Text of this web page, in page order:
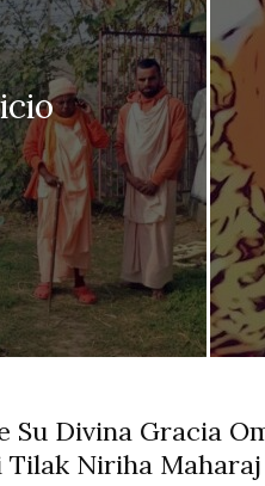
Su Divina Gracia
Tilak Niriha Maharaj